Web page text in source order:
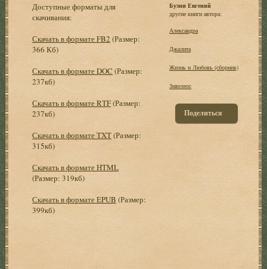
Доступные форматы для
скачивания:
Скачать в формате FB2 (Размер:
366 Кб)
Скачать в формате DOC (Размер:
237кб)
Скачать в формате RTF(Размер:
237кб)
Скачать в формате TXT(Размер:
315кб)
Скачать в формате HTML
(Размер: 319кб)
Скачать в формате EPUB (Размер:
399кб)
Бузни Евгений
другие книги автора:
Александра
Джалита
Жизнь и Любовь (сборник)
Зивелеос
Поделиться